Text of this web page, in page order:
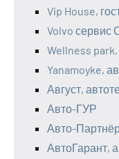
Vip House,
Volvo сервис
Wellness
Yanamoyke,
Август,
Авто-ГУР
Авто-
АвтоГарант,